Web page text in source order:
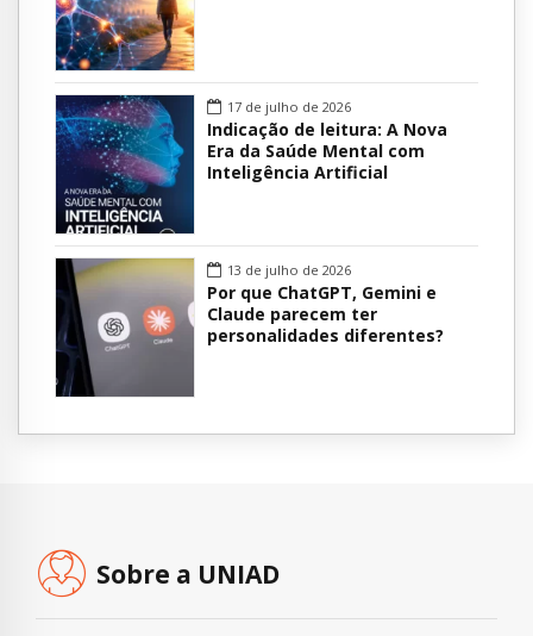
17 de julho de 2026
Indicação de leitura: A Nova
Era da Saúde Mental com
Inteligência Artificial
13 de julho de 2026
Por que ChatGPT, Gemini e
Claude parecem ter
personalidades diferentes?
Sobre a UNIAD